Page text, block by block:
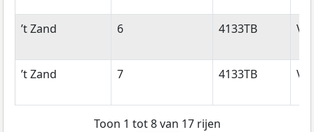
’t Zand 6 4133TB
’t Zand 7 4133TB
Toon 1 tot 8 van 17 rijen